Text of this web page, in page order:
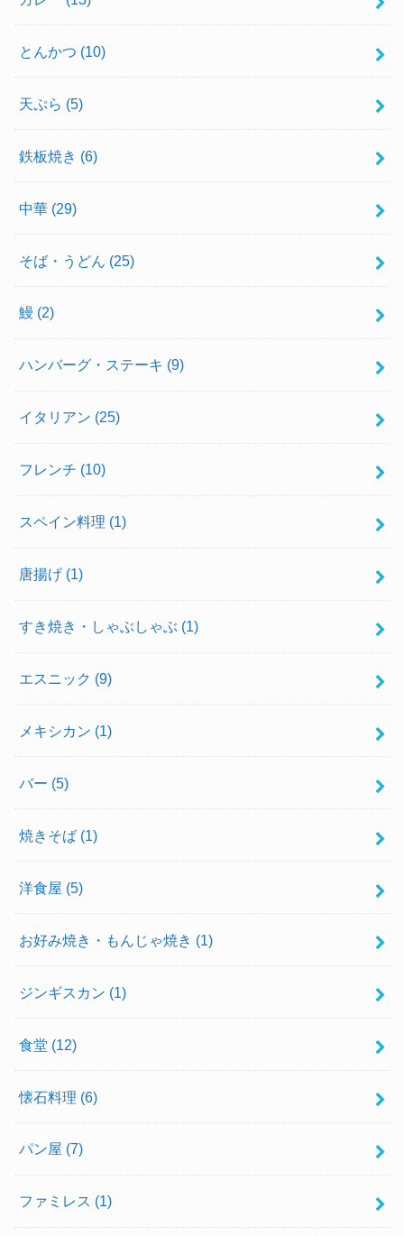
とんかつ (10)
天ぷら (5)
鉄板焼き (6)
中華 (29)
そば・うどん (25)
鰻 (2)
ハンバーグ・ステーキ (9)
イタリアン (25)
フレンチ (10)
スペイン料理 (1)
唐揚げ (1)
すき焼き・しゃぶしゃぶ (1)
エスニック (9)
メキシカン (1)
バー (5)
焼きそば (1)
洋食屋 (5)
お好み焼き・もんじゃ焼き (1)
ジンギスカン (1)
食堂 (12)
懐石料理 (6)
パン屋 (7)
ファミレス (1)